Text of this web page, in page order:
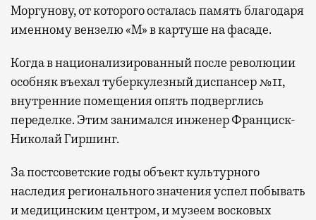
Моргунову, от которого осталась память благодаря
именному вензелю «М» в картуше на фасаде.
Когда в национализированный после революции
особняк въехал туберкулезный диспансер №11,
внутренние помещения опять подверглись
переделке. Этим занимался инженер Франциск-
Николай Гиршинг.
За постсоветские годы объект культурного
наследия регионального значения успел побывать
и медицинским центром, и музеем восковых